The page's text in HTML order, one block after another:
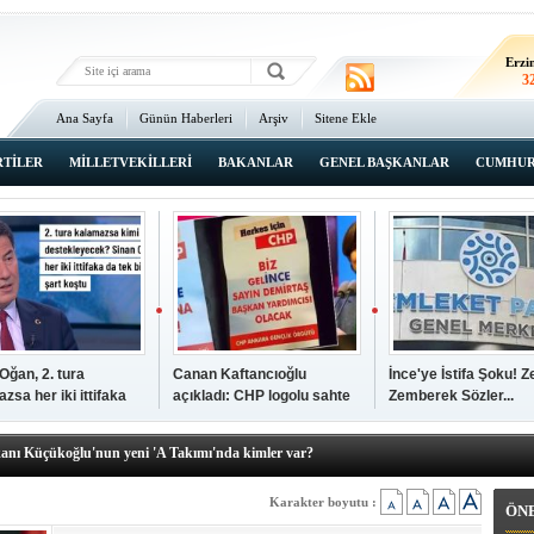
Ana Sayfa Günün Haberleri Arşiv Sitene Ekle
MİLLETVEKİLLERİ BAKANLAR GENEL BAŞKANLAR
2. tura
her iki ittifaka
şartını sundu
Canan Kaftancıoğlu
açıkladı: CHP logolu sahte
broşürleri AKP'liler
bastırmış
İnce'ye İstifa Şoku!
Zemberek Sözler...
Ali Öğdük, mazbatasını aldı…
Küçükoğlu'nun yeni 'A Takımı'nda kimler var?
Tarihi günde, tarihi açılış
Zafer Tarıkdaroğlu, oyunu memleketinde kullandı
Karakter boyutu :